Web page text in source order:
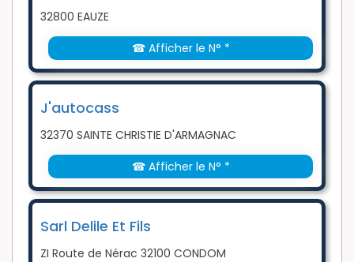
32800 EAUZE
☎ Afficher le N° *
J'autocass
32370 SAINTE CHRISTIE D'ARMAGNAC
☎ Afficher le N° *
Sarl Delile Et Fils
ZI Route de Nérac 32100 CONDOM